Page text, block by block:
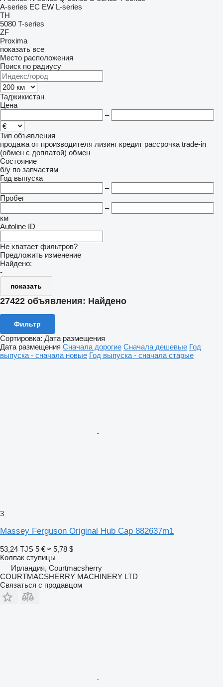
A-series EC EW L-series
TH
5080 T-series
ZF
Proxima
показать все
Место расположения
Поиск по радиусу
Таджикистан
Цена
–
Тип объявления
продажа от производителя лизинг кредит рассрочка trade-in
(обмен с доплатой) обмен
Состояние
б/у по запчастям
Год выпуска
–
Пробег
–
км
Autoline ID
Не хватает фильтров?
Предложить изменение
Найдено:
-
показать
27422 объявления: Найдено
Фильтр
Сортировка: Дата размещения
Дата размещения Сначала дорогие Сначала дешевые Год
выпуска - сначала новые Год выпуска - сначала старые
3
Massey Ferguson Original Hub Cap 882637m1
53,24 TJS 5 € ≈ 5,78 $
Колпак ступицы
Ирландия, Courtmacsherry
COURTMACSHERRY MACHINERY LTD
Связаться с продавцом